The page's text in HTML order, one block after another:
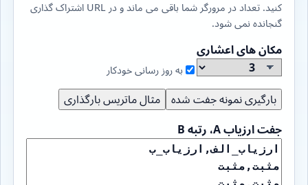
کنید. تعداد در مرورگر شما باقی می ماند و در URL اشتراک گذاری
گنجانده نمی شود.
مکان های اعشاری
به روز رسانی خودکار
بارگیری نمونه جفت شده
مثال ماتریس بارگذاری
جفت ارزیاب A، رتبه B